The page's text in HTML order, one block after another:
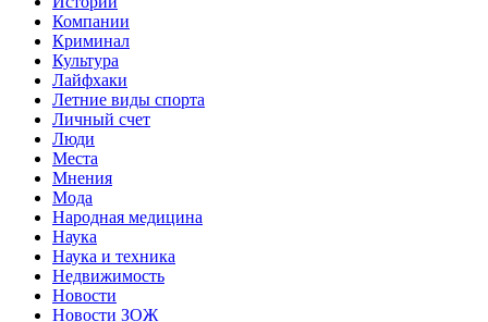
Компании
Криминал
Культура
Лайфхаки
Летние виды спорта
Личный счет
Люди
Места
Мнения
Мода
Народная медицина
Наука
Наука и техника
Недвижимость
Новости
Новости ЗОЖ